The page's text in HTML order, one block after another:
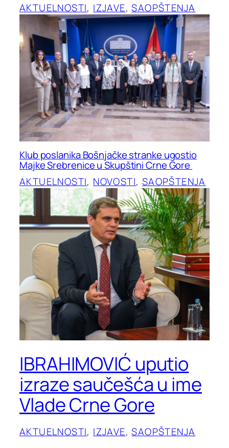
AKTUELNOSTI, IZJAVE, SAOPŠTENJA
Klub poslanika Bošnjačke stranke ugostio
Majke Srebrenice u Skupštini Crne Gore
AKTUELNOSTI, NOVOSTI, SAOPŠTENJA
IBRAHIMOVIĆ uputio
izraze saučešća u ime
Vlade Crne Gore
AKTUELNOSTI, IZJAVE, SAOPŠTENJA